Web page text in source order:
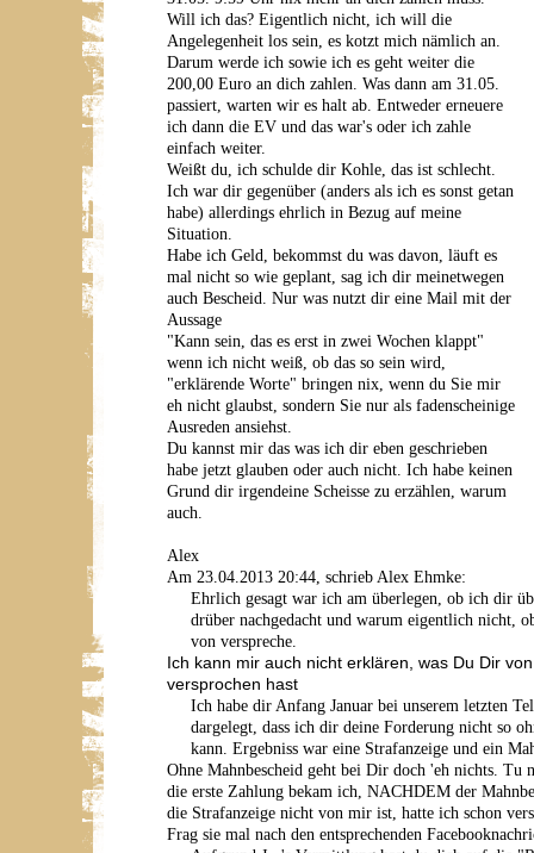
Will ich das? Eigentlich nicht, ich will die
Angelegenheit los sein, es kotzt mich nämlich an.
Darum werde ich sowie ich es geht weiter die
200,00 Euro an dich zahlen. Was dann am 31.05.
passiert, warten wir es halt ab. Entweder erneuere
ich dann die EV und das war's oder ich zahle
einfach weiter.
Weißt du, ich schulde dir Kohle, das ist schlecht.
Ich war dir gegenüber (anders als ich es sonst getan
habe) allerdings ehrlich in Bezug auf meine
Situation.
Habe ich Geld, bekommst du was davon, läuft es
mal nicht so wie geplant, sag ich dir meinetwegen
auch Bescheid. Nur was nutzt dir eine Mail mit der
Aussage
"Kann sein, das es erst in zwei Wochen klappt"
wenn ich nicht weiß, ob das so sein wird,
"erklärende Worte" bringen nix, wenn du Sie mir
eh nicht glaubst, sondern Sie nur als fadenscheinige
Ausreden ansiehst.
Du kannst mir das was ich dir eben geschrieben
habe jetzt glauben oder auch nicht. Ich habe keinen
Grund dir irgendeine Scheisse zu erzählen, warum
auch.
Alex
Am 23.04.2013 20:44, schrieb Alex Ehmke:
Ehrlich gesagt war ich am überlegen, ob ich dir
drüber nachgedacht und warum eigentlich nicht,
von verspreche.
Ich kann mir auch nicht erklären, was Du Dir
versprochen hast
Ich habe dir Anfang Januar bei unserem letzten
dargelegt, dass ich dir deine Forderung nicht so
kann. Ergebniss war eine Strafanzeige und ein
Ohne Mahnbescheid geht bei Dir doch 'eh nichts. Tu
die erste Zahlung bekam ich, NACHDEM der
die Strafanzeige nicht von mir ist, hatte ich schon
Frag sie mal nach den entsprechenden